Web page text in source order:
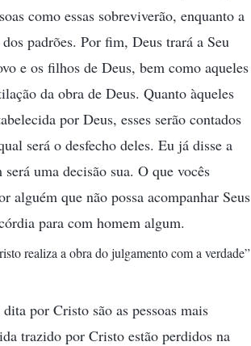
como essas sobreviverão, enquanto a
padrões. Por fim, Deus trará a Seu
e os filhos de Deus, bem como aqueles
da obra de Deus. Quanto àqueles
por Deus, esses serão contados
será o desfecho deles. Eu já disse a
uma decisão sua. O que vocês
alguém que não possa acompanhar Seus
para com homem algum.
realiza a obra do julgamento com a verdade”
por Cristo são as pessoas mais
trazido por Cristo estão perdidos na